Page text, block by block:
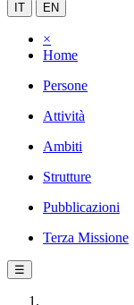
IT EN
×
Home
Persone
Attività
Ambiti
Strutture
Pubblicazioni
Terza Missione
☰